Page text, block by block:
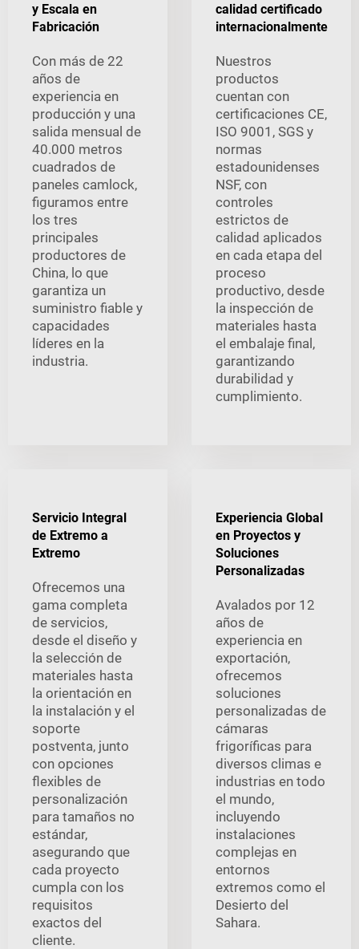
y Escala en
Fabricación
Con más de 22
años de
experiencia en
producción y una
salida mensual de
40.000 metros
cuadrados de
paneles camlock,
figuramos entre
los tres
principales
productores de
China, lo que
garantiza un
suministro fiable y
capacidades
líderes en la
industria.
calidad certificado
internacionalmente
Nuestros
productos
cuentan con
certificaciones CE,
ISO 9001, SGS y
normas
estadounidenses
NSF, con
controles
estrictos de
calidad aplicados
en cada etapa del
proceso
productivo, desde
la inspección de
materiales hasta
el embalaje final,
garantizando
durabilidad y
cumplimiento.
Servicio Integral
de Extremo a
Extremo
Ofrecemos una
gama completa
de servicios,
desde el diseño y
la selección de
materiales hasta
la orientación en
la instalación y el
soporte
postventa, junto
con opciones
flexibles de
personalización
para tamaños no
estándar,
asegurando que
cada proyecto
cumpla con los
requisitos
exactos del
cliente.
Experiencia Global
en Proyectos y
Soluciones
Personalizadas
Avalados por 12
años de
experiencia en
exportación,
ofrecemos
soluciones
personalizadas de
cámaras
frigoríficas para
diversos climas e
industrias en todo
el mundo,
incluyendo
instalaciones
complejas en
entornos
extremos como el
Desierto del
Sahara.